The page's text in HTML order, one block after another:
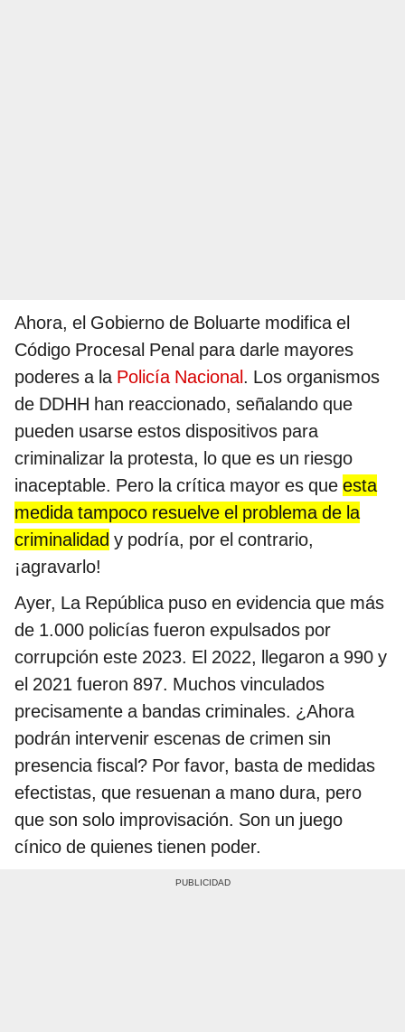
Ahora, el Gobierno de Boluarte modifica el
Código Procesal Penal para darle mayores
poderes a la Policía Nacional. Los organismos
de DDHH han reaccionado, señalando que
pueden usarse estos dispositivos para
criminalizar la protesta, lo que es un riesgo
inaceptable. Pero la crítica mayor es que esta
medida tampoco resuelve el problema de la
criminalidad y podría, por el contrario,
¡agravarlo!
Ayer, La República puso en evidencia que más
de 1.000 policías fueron expulsados por
corrupción este 2023. El 2022, llegaron a 990 y
el 2021 fueron 897. Muchos vinculados
precisamente a bandas criminales. ¿Ahora
podrán intervenir escenas de crimen sin
presencia fiscal? Por favor, basta de medidas
efectistas, que resuenan a mano dura, pero
que son solo improvisación. Son un juego
cínico de quienes tienen poder.